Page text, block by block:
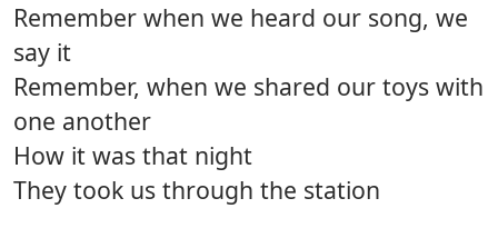
Remember when we heard our song, we
say it
Remember, when we shared our toys with
one another
How it was that night
They took us through the station